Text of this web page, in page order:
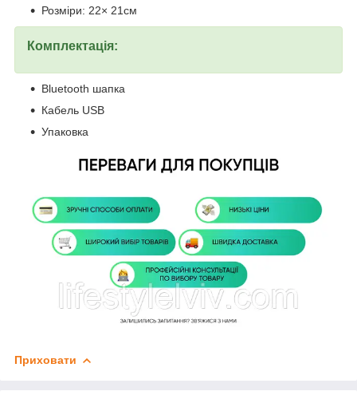
Розміри: 22× 21см
Комплектація:
Bluetooth шапка
Кабель USB
Упаковка
Приховати